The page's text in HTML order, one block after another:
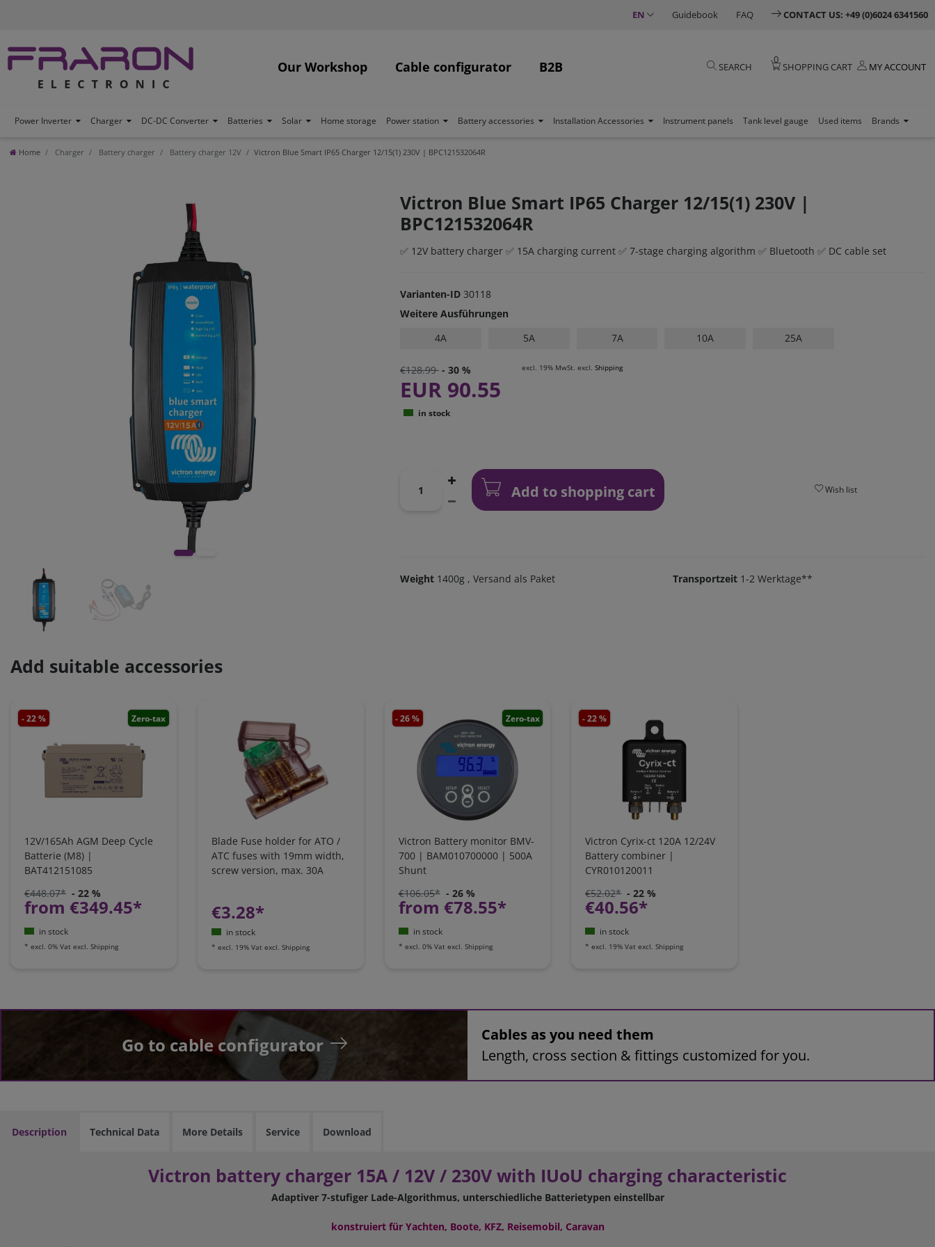
EN Guidebook FAQ CONTACT US: +49 (0)6024 6341560
Our Workshop Cable configurator B2B SEARCH
0
SHOPPING CART MY ACCOUNT
Power Inverter Charger DC-DC Converter Batteries Solar Home storage Power station Battery accessories Installation Accessories Instrument panels Tank level gauge Used items Brands
Home Charger Battery charger Battery charger 12V Victron Blue Smart IP65 Charger 12/15(1) 230V | BPC121532064R
Victron Blue Smart IP65 Charger 12/15(1) 230V |
BPC121532064R
✅ 12V battery charger ✅ 15A charging current ✅ 7-stage charging algorithm ✅ Bluetooth ✅ DC cable set
Varianten-ID 30118
Weitere Ausführungen
4A
5A 7A 10A 25A
€128.99 - 30 %
EUR 90.55
excl. 19% MwSt. excl. Shipping
in stock
Add to shopping cart Wish list
Weight 1400g , Versand als Paket Transportzeit 1-2 Werktage**
Add suitable accessories
- 22 % Zero-tax
12V/165Ah AGM Deep Cycle
Batterie (M8) |
BAT412151085
€448.07* - 22 %
from €349.45*
in stock
* excl. 0% Vat excl. Shipping
Blade Fuse holder for ATO /
ATC fuses with 19mm width,
screw version, max. 30A
€3.28*
in stock
* excl. 19% Vat excl. Shipping
- 26 % Zero-tax
Victron Battery monitor BMV-
700 | BAM010700000 | 500A
Shunt
€106.05* - 26 %
from €78.55*
in stock
* excl. 0% Vat excl. Shipping
- 22 %
Victron Cyrix-ct 120A 12/24V
Battery combiner |
CYR010120011
€52.02* - 22 %
€40.56*
in stock
*excl. 19% Vat excl.Shipping
Go to cable configurator
Cables as you need them
Length, cross section & fittings customized for you.
Description Technical Data More Details Service Download
Victron battery charger 15A / 12V / 230V with IUoU charging characteristic
Adaptiver 7-stufiger Lade-Algorithmus, unterschiedliche Batterietypen einstellbar
konstruiert für Yachten, Boote, KFZ, Reisemobil, Caravan